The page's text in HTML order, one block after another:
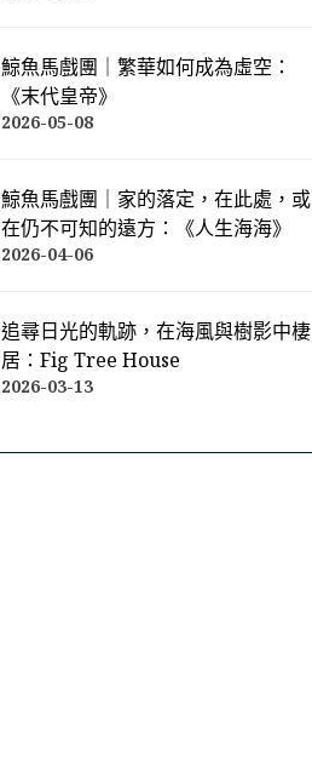
鯨魚馬戲團｜繁華如何成為虛空：
《末代皇帝》
2026-05-08
鯨魚馬戲團｜家的落定，在此處，或
在仍不可知的遠方：《人生海海》
2026-04-06
追尋日光的軌跡，在海風與樹影中棲
居：Fig Tree House
2026-03-13